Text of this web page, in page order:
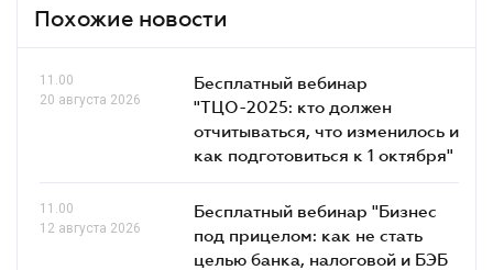
Похожие новости
11.00
20 августа 2026
Бесплатный вебинар
"ТЦО-2025: кто должен
отчитываться, что изменилось и
как подготовиться к 1 октября"
11.00
12 августа 2026
Бесплатный вебинар "Бизнес
под прицелом: как не стать
целью банка, налоговой и БЭБ